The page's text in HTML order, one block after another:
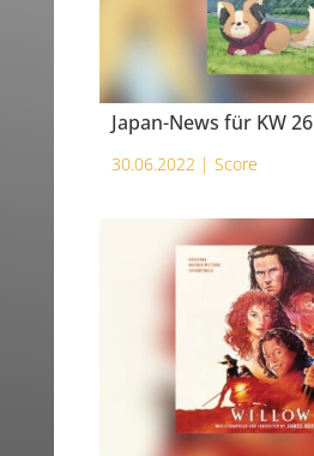
Japan-News für KW 26
30.06.2022 | Score